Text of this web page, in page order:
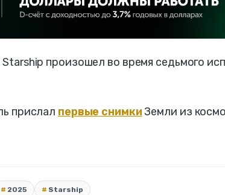
произошел во время седьмого
прислал первые снимкиЗемли из
2025 Starship